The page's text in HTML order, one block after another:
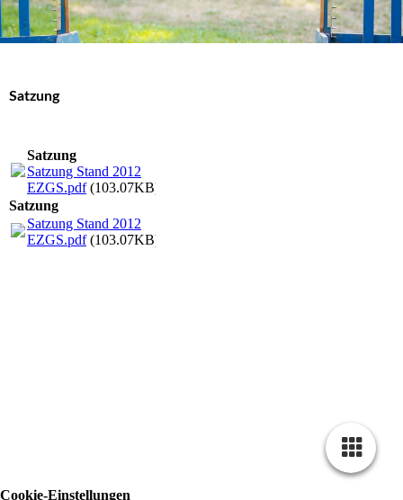
Satzung
Satzung
Satzung Stand 2012
EZGS.pdf(103.07KB)
Satzung
Satzung Stand 2012
EZGS.pdf(103.07KB)
Cookie-Einstellungen